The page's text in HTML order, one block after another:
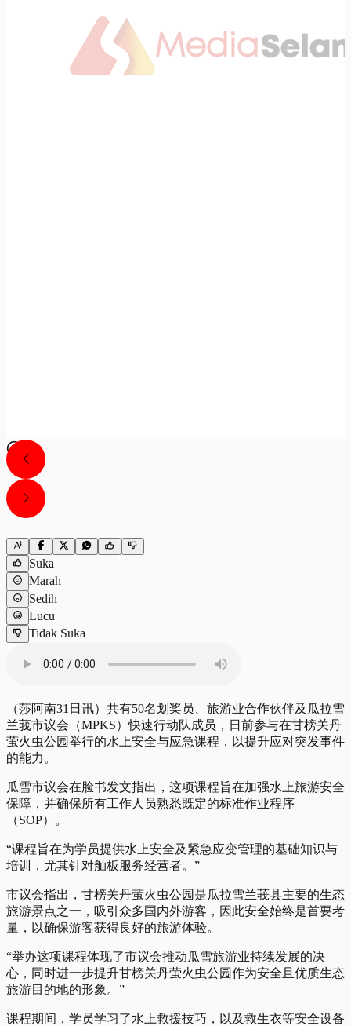
Suka
Marah
Sedih
Lucu
Tidak Suka
（莎阿南31日讯）共有50名划桨员、旅游业合作伙伴及瓜拉雪
兰莪市议会（MPKS）快速行动队成员，日前参与在甘榜关丹
萤火虫公园举行的水上安全与应急课程，以提升应对突发事件
的能力。
瓜雪市议会在脸书发文指出，这项课程旨在加强水上旅游安全
保障，并确保所有工作人员熟悉既定的标准作业程序
（SOP）。
“课程旨在为学员提供水上安全及紧急应变管理的基础知识与
培训，尤其针对舢板服务经营者。”
市议会指出，甘榜关丹萤火虫公园是瓜拉雪兰莪县主要的生态
旅游景点之一，吸引众多国内外游客，因此安全始终是首要考
量，以确保游客获得良好的旅游体验。
“举办这项课程体现了市议会推动瓜雪旅游业持续发展的决
心，同时进一步提升甘榜关丹萤火虫公园作为安全且优质生态
旅游目的地的形象。”
课程期间，学员学习了水上救援技巧，以及救生衣等安全设备